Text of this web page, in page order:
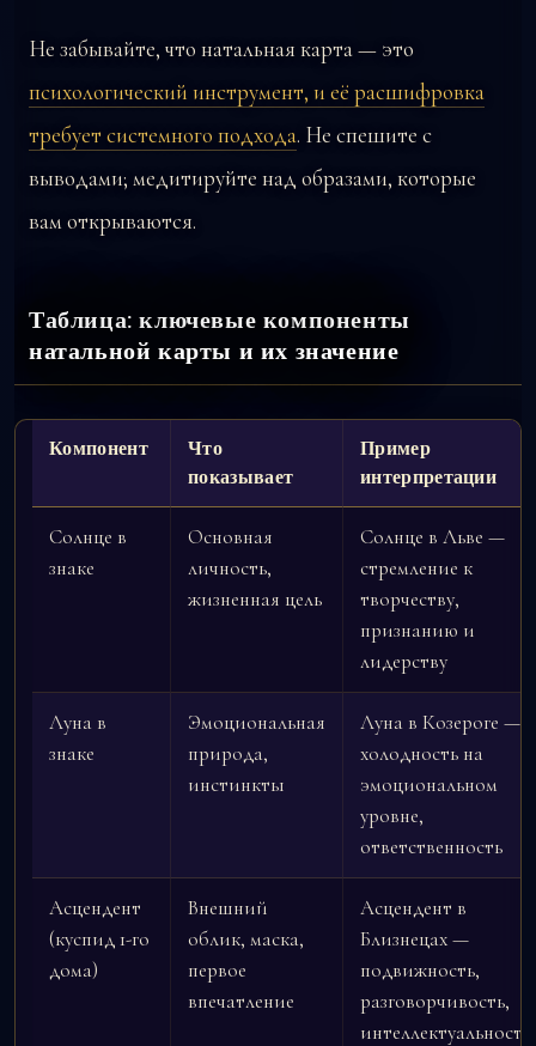
Не забывайте, что натальная карта — это
психологический инструмент, и её расшифровка
требует системного подхода. Не спешите с
выводами; медитируйте над образами, которые
вам открываются.
Таблица: ключевые компоненты
натальной карты и их значение
Компонент
Что
показывает
Пример
интерпретации
Солнце в
знаке
Основная
личность,
жизненная цель
Солнце в Льве —
стремление к
творчеству,
признанию и
лидерству
Луна в
знаке
Эмоциональная
природа,
инстинкты
Луна в Козероге —
холодность на
эмоциональном
уровне,
ответственность
Асцендент
(куспид 1-го
дома)
Внешний
облик, маска,
первое
впечатление
Асцендент в
Близнецах —
подвижность,
разговорчивость,
интеллектуальность